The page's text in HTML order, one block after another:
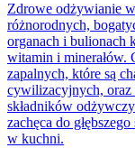
Zdrowe odżywianie
różnorodnych,
organach i bulionach
witamin i minerałów.
zapalnych, które są
cywilizacyjnych, oraz
składników
zachęca do
w kuchni.